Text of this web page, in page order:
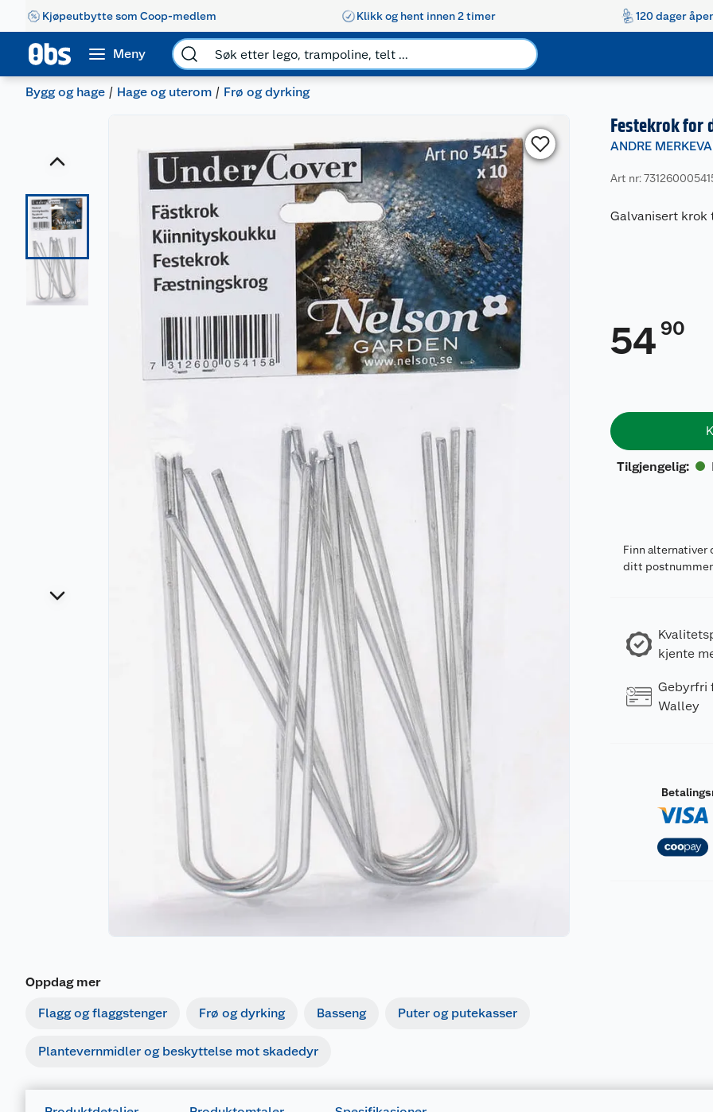
Kjøpeutbytte som Coop-medlem Klikk og hent innen 2 timer 120 dager
Meny
Bygg og hage Hage og uterom Frø og dyrking
Oppdag mer
Flagg og flaggstenger Frø og dyrking Basseng Puter og putekasser
Plantevernmidler og beskyttelse mot skadedyr
Festekrok for
ANDRE
Art nr:
Galvanisert krok
54 90
Tilgjengelig:
Finn alternativer
ditt postnummer
kjente
Gebyrfri
Walley